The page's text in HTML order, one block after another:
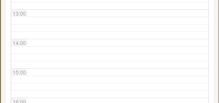
13:00
14:00
15:00